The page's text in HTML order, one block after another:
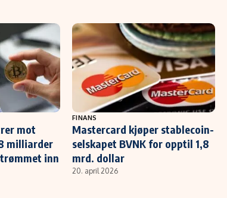
mot
milliarder
inn
FINANS
Mastercard kjøper stablecoin-
selskapet BVNK for opptil 1,8
mrd. dollar
20. april 2026